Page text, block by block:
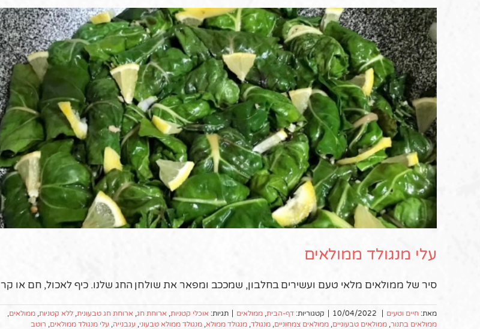
עלי מנגולד ממולאים
סיר של ממולאים מלאי טעם ועשירים בחלבון, שמככב ומפאר את שולחן החג שלנו. כיף לאכול, חם או קר
מאת: חיים וטעים |
10/04/2022
| קטגוריות: דף-הבית ממולאים | תגיות: אוכלי קטניות ארוחת חג ארוחת חג טבעונית ללא קטניות ממולאים
ממולאים בתנור ממולאים טבעוניים ממולאים צמחוניים מנגולד מנגולד ממולא מנגולד ממולא טבעוני עגבנייה עלי מנגולד ממולאים רוטב